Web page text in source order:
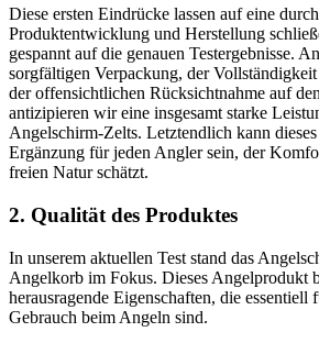
Diese ersten Eindrücke lassen auf eine
Produktentwicklung und Herstellung
gespannt auf die genauen Testergebnisse.
sorgfältigen Verpackung, der
der offensichtlichen Rücksichtnahme auf
antizipieren wir eine insgesamt starke
Angelschirm-Zelts. Letztendlich kann
Ergänzung für jeden Angler sein, der
freien Natur schätzt.
2. Qualität des Produktes
In unserem aktuellen Test stand das
Angelkorb im Fokus. Dieses Angelprodukt
herausragende Eigenschaften, die essentiell
Gebrauch beim Angeln sind.